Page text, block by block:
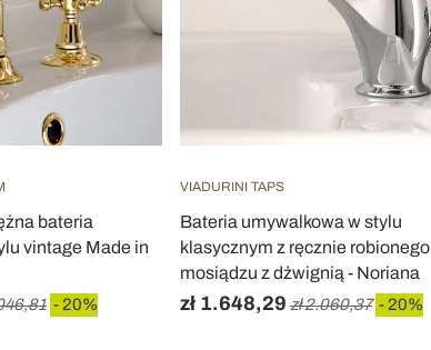
bateria
vintage Made in
- 20%
VIADURINI TAPS
Bateria umywalkowa w stylu
klasycznym z ręcznie robionego
mosiądzu z dźwignią - Noriana
zł 1.648,29 zł 2.060,37 - 20%